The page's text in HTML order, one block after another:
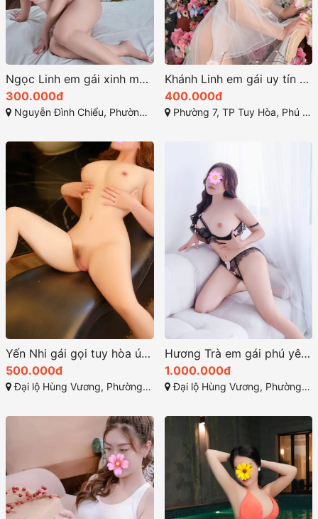
Ngọc Linh em gái xinh mới lên sóng ở tuy hòa
300.000đ
Nguyễn Đình Chiểu, Phường 7, TP Tuy Hòa, Phú Yên
Khánh Linh em gái uy tín cho checker tp tuy hòa phú yên
400.000đ
Phường 7, TP Tuy Hòa, Phú Yên
Yến Nhi gái gọi tuy hòa úp thìa 69 ngọt nước
500.000đ
Đại lộ Hùng Vương, Phường 9 - TP Tuy Hòa - Phú Yên
Hương Trà em gái phú yên dễ thương và quyến rũ
1.000.000đ
Đại lộ Hùng Vương, Phường 9 - TP Tuy Hòa - Phú Yên